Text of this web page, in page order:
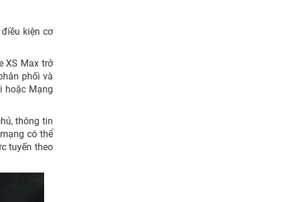
kiện cơ
XS Max trở
phối và
hoặc Mạng
thông tin
có thể
tuyến theo